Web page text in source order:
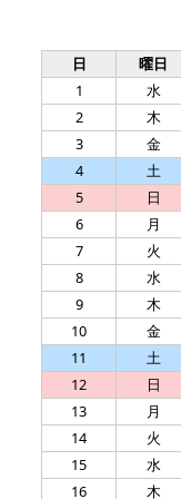
日
曜日
1
水
2
木
3
金
4
土
5
日
6
月
7
火
8
水
9
木
10
金
11
土
12
日
13
月
14
火
15
水
16
木